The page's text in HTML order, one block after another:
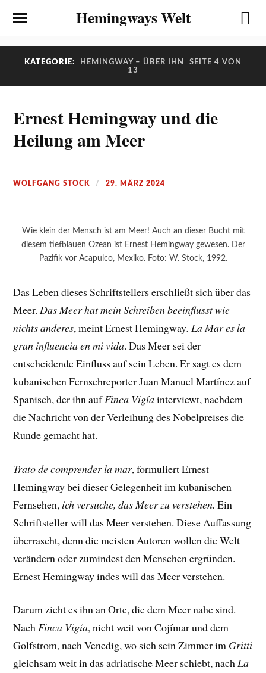
Hemingways Welt
KATEGORIE: HEMINGWAY – ÜBER IHN
SEITE 4 VON
13
Ernest Hemingway und die
Heilung am Meer
WOLFGANG STOCK 29. MÄRZ 2024
Wie klein der Mensch ist am Meer! Auch an dieser Bucht mit
diesem tiefblauen Ozean ist Ernest Hemingway gewesen. Der
Pazifik vor Acapulco, Mexiko. Foto: W. Stock, 1992.
Das Leben dieses Schriftstellers erschließt sich über das
Meer.Das Meer hat mein Schreiben beeinflusst wie
nichts anderes, meint Ernest Hemingway. La Mar es la
gran influencia en mi vida. Das Meer sei der
entscheidende Einfluss auf sein Leben. Er sagt es dem
kubanischen Fernsehreporter Juan Manuel Martínez auf
Spanisch, der ihn aufFinca Vigíainterviewt, nachdem
die Nachricht von der Verleihung des Nobelpreises die
Runde gemacht hat.
Trato de comprender la mar, formuliert Ernest
Hemingway bei dieser Gelegenheit im kubanischen
Fernsehen, ich versuche, das Meer zu verstehen.Ein
Schriftsteller will das Meer verstehen. Diese Auffassung
überrascht, denn die meisten Autoren wollen die Welt
verändern oder zumindest den Menschen ergründen.
Ernest Hemingway indes will das Meer verstehen.
Darum zieht es ihn an Orte, die dem Meer nahe sind.
NachFinca Vigía, nicht weit von Cojímar und dem
Golfstrom, nach Venedig, wo sich sein Zimmer im Gritti
gleichsam weit in das adriatische Meer schiebt, nachLa